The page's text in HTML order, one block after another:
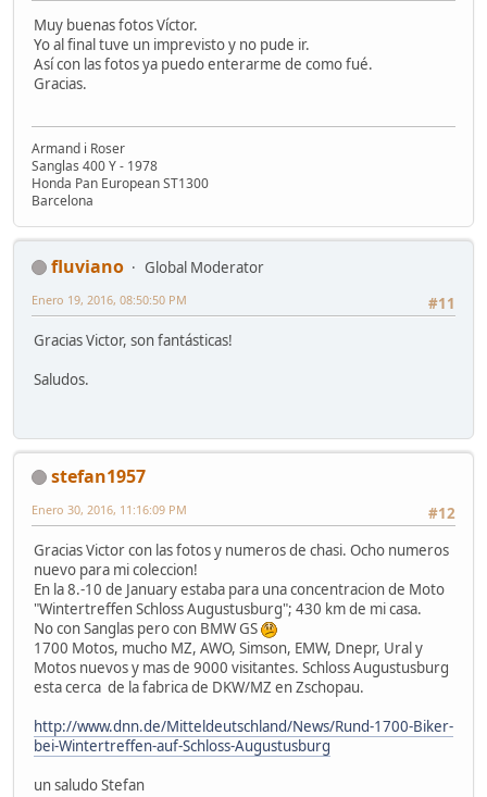
Muy buenas fotos Víctor.
Yo al final tuve un imprevisto y no pude ir.
Así con las fotos ya puedo enterarme de como fué.
Gracias.
Armand i Roser
Sanglas 400 Y - 1978
Honda Pan European ST1300
Barcelona
fluviano
Global Moderator
#11
Enero 19, 2016, 08:50:50 PM
Gracias Victor, son fantásticas!
Saludos.
stefan1957
#12
Enero 30, 2016, 11:16:09 PM
Gracias Victor con las fotos y numeros de chasi. Ocho numeros
nuevo para mi coleccion!
En la 8.-10 de January estaba para una concentracion de Moto
"Wintertreffen Schloss Augustusburg"; 430 km de mi casa.
No con Sanglas pero con BMW GS
1700 Motos, mucho MZ, AWO, Simson, EMW, Dnepr, Ural y
Motos nuevos y mas de 9000 visitantes. Schloss Augustusburg
esta cerca de la fabrica de DKW/MZ en Zschopau.
http://www.dnn.de/Mitteldeutschland/News/Rund-1700-Biker-
bei-Wintertreffen-auf-Schloss-Augustusburg
un saludo Stefan